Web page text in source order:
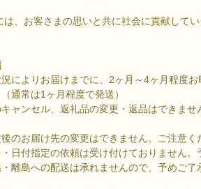
は、お客さまの思いと共に社会に貢献して
によりお届けまでに、2ヶ月～4ヶ月程度
通常は1ヶ月程度で発送）
ャンセル、返礼品の変更・返品はできませ
のお届け先の変更はできません。ご注意く
日付指定の依頼は受け付けておりません。
離島への配送は承れませんので、予めご了